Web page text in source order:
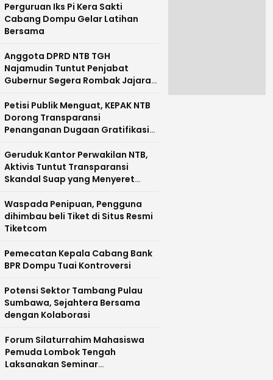
Perguruan Iks Pi Kera Sakti
Cabang Dompu Gelar Latihan
Bersama
Anggota DPRD NTB TGH
Najamudin Tuntut Penjabat
Gubernur Segera Rombak Jajaran
Petisi Publik Menguat, KEPAK NTB
Dorong Transparansi
Penanganan Dugaan Gratifikasi
Geruduk Kantor Perwakilan NTB,
Aktivis Tuntut Transparansi
Skandal Suap yang Menyeret
Waspada Penipuan, Pengguna
dihimbau beli Tiket di Situs Resmi
Tiketcom
Pemecatan Kepala Cabang Bank
BPR Dompu Tuai Kontroversi
Potensi Sektor Tambang Pulau
Sumbawa, Sejahtera Bersama
dengan Kolaborasi
Forum Silaturrahim Mahasiswa
Pemuda Lombok Tengah
Laksanakan Seminar